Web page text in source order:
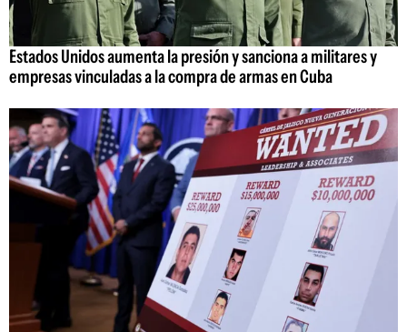
Estados Unidos aumenta la presión y sanciona a militares y
empresas vinculadas a la compra de armas en Cuba